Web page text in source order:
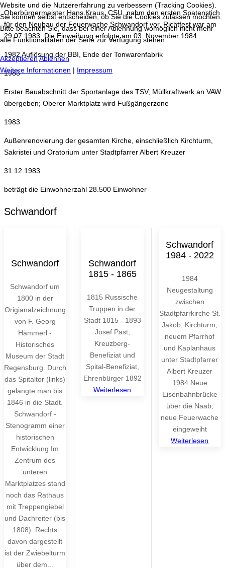
Oberbürgermeister Hans Kraus, CSU, nahm den ersten Spatenstich
für den Neubau der Feuerwache Schwandorf vor. Richtfest war am
29.07.1983. Die Einweihung erfolgte am 03. November 1984.
1982 Auflösung der BBI, Ende der Tonwarenfabrik
1983
Erster Bauabschnitt der Sportanlage des TSV; Müllkraftwerk an VAW
übergeben; Oberer Marktplatz wird Fußgängerzone
1983
Außenrenovierung der gesamten Kirche, einschließlich Kirchturm,
Sakristei und Oratorium unter Stadtpfarrer Albert Kreuzer
31.12.1983
beträgt die Einwohnerzahl 28.500 Einwohner
Schwandorf
Schwandorf
Schwandorf um
1800 in der
Origianalzeichnung
von F. Georg
Hämmerl -
Historisches
Museum der Stadt
Regensburg. Durch
das Spitaltor (links)
gelangte man bis
1846 in die Stadt.
Schwandorf -
Stenogramm einer
historischen
Entwicklung Im
Zentrum des
unteren
Marktplatzes stand
noch das Rathaus
mit Treppengiebel
und Dachreiter (bis
1808). Rechts
davon dargestellt
ist der Zwiebelturm
über dem...
Schwandorf
1815 - 1865
1815 Russische
Truppen in der
Stadt 1815 - 1893
Josef Past,
Kreuzberg-
Benefiziat und
Spital-Benefiziat,
Ehrenbürger 1892
Weiterlesen
Schwandorf
1984 - 2022
1984
Neugestaltung
zwischen
Stadtpfarrkirche St.
Jakob, Kirchturm,
neuem Pfarrhof
und Kaplanhaus
unter Stadtpfarrer
Albert Kreuzer
1984 Neue
Eisenbahnbrücke
über die Naab;
neue Feuerwache
eingeweiht
Weiterlesen
Website und die Nutzererfahrung zu verbessern (Tracking Cookies).
Sie können selbst entscheiden, ob Sie die Cookies zulassen möchten.
Bitte beachten Sie, dass bei einer Ablehnung womöglich nicht mehr
alle Funktionalitäten der Seite zur Verfügung stehen.
AkzeptierenAblehnen
Weitere Informationen | Impressum